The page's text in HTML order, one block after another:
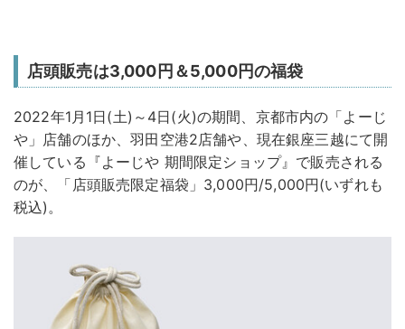
店頭販売は3,000円＆5,000円の福袋
2022年1月1日(土)～4日(火)の期間、京都市内の「よーじ
や」店舗のほか、羽田空港2店舗や、現在銀座三越にて開
催している『よーじや 期間限定ショップ』で販売される
のが、「店頭販売限定福袋」3,000円/5,000円(いずれも
税込)。